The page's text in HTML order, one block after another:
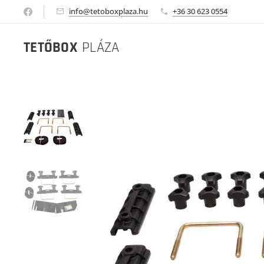
info@tetoboxplaza.hu +36 30 623 0554
TETŐBOX PLÁZA